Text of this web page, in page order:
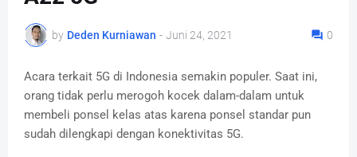
by Deden Kurniawan - Juni 24, 2021 0
Acara terkait 5G di Indonesia semakin populer. Saat ini,
orang tidak perlu merogoh kocek dalam-dalam untuk
membeli ponsel kelas atas karena ponsel standar pun
sudah dilengkapi dengan konektivitas 5G.